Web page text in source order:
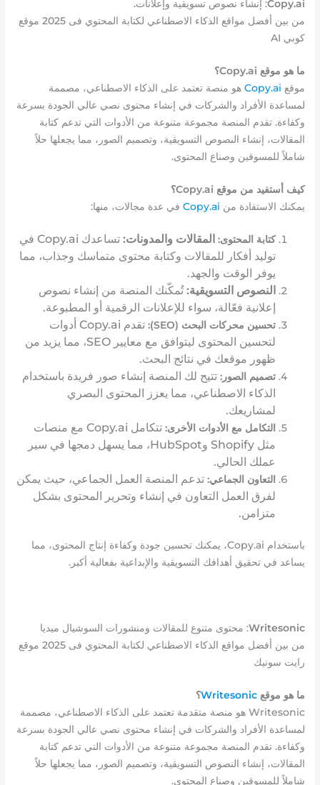
Copy.ai: إنشاء نصوص تسويقية وإعلانات.
من بين أفضل مواقع الذكاء الاصطناعي لكتابة المحتوي فى 2025 موقع
كوبي AI
ما هو موقع Copy.ai؟
موقع Copy.ai هو منصة تعتمد على الذكاء الاصطناعي، مصممة
لمساعدة الأفراد والشركات في إنشاء محتوى نصي عالي الجودة بسرعة
وكفاءة. تقدم المنصة مجموعة متنوعة من الأدوات التي تدعم كتابة
المقالات، إنشاء النصوص التسويقية، وتصميم الصور، مما يجعلها حلاً
شاملاً للمسوقين وصناع المحتوى.
كيف أستفيد من موقع Copy.ai؟
يمكنك الاستفادة من Copy.ai في عدة مجالات، منها:
كتابة المحتوى: المقالات والمدونات:
تساعدك Copy.ai في
توليد أفكار للمقالات وكتابة محتوى متماسك وجذاب، مما
يوفر الوقت والجهد.
النصوص التسويقية:تُمكّنك المنصة من إنشاء نصوص
إعلانية فعّالة، سواء للإعلانات الرقمية أو المطبوعة.
تحسين محركات البحث (SEO):
تقدم Copy.ai أدوات
لتحسين المحتوى ليتوافق مع معايير SEO، مما يزيد من
ظهور موقعك في نتائج البحث.
تصميم الصور:تتيح لك المنصة إنشاء صور فريدة باستخدام
الذكاء الاصطناعي، مما يعزز المحتوى البصري
لمشاريعك.
التكامل مع الأدوات الأخرى:
تتكامل Copy.ai مع منصات
مثل Shopify وHubSpot، مما يسهل دمجها في سير
عملك الحالي.
التعاون الجماعي:تدعم المنصة العمل الجماعي، حيث يمكن
لفرق العمل التعاون في إنشاء وتحرير المحتوى بشكل
متزامن.
باستخدام Copy.ai، يمكنك تحسين جودة وكفاءة إنتاج المحتوى، مما
يساعد في تحقيق أهدافك التسويقية والإبداعية بفعالية أكبر.
Writesonic: محتوى متنوع للمقالات ومنشورات السوشيال ميديا
من بين أفضل مواقع الذكاء الاصطناعي لكتابة المحتوي فى 2025 موقع
رايت سونيك
ما هو موقعWritesonic؟
Writesonic هو منصة متقدمة تعتمد على الذكاء الاصطناعي، مصممة
لمساعدة الأفراد والشركات في إنشاء محتوى نصي عالي الجودة بسرعة
وكفاءة. تقدم المنصة مجموعة متنوعة من الأدوات التي تدعم كتابة
المقالات، إنشاء النصوص التسويقية، وتصميم الصور، مما يجعلها حلاً
شاملاً للمسوقين وصناع المحتوى.